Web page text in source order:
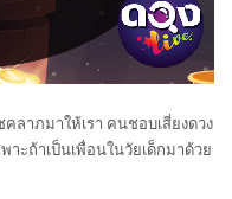
ลาภมาให้เรา คนชอบเสี่ยงดวง
ะถ้าเป็นเพื่อนในวัยเด็กมาด้วย